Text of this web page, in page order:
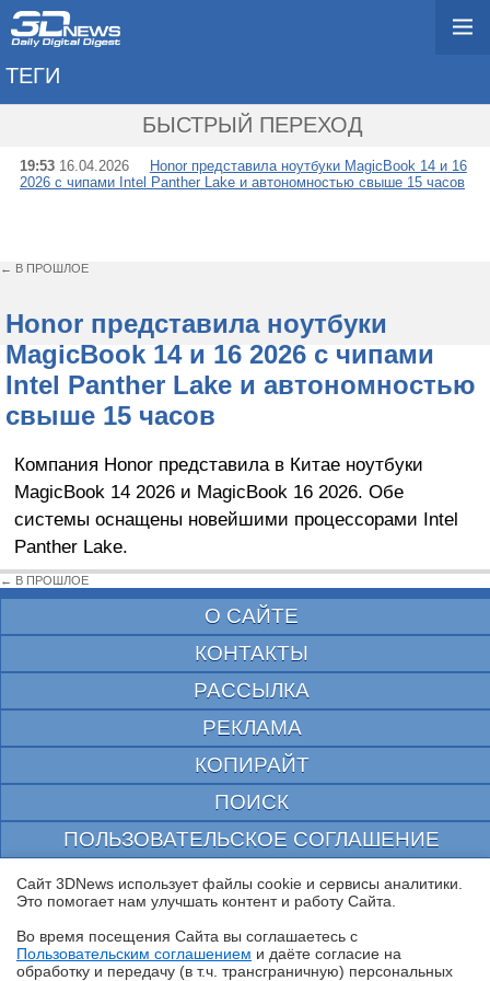
ТЕГИ
БЫСТРЫЙ ПЕРЕХОД
19:53 16.04.2026
Honor представила ноутбуки MagicBook 14 и 16
2026 с чипами Intel Panther Lake и автономностью свыше 15 часов
← В ПРОШЛОЕ
Honor представила ноутбуки
MagicBook 14 и 16 2026 с чипами
Intel Panther Lake и автономностью
свыше 15 часов
Компания Honor представила в Китае ноутбуки
MagicBook 14 2026 и MagicBook 16 2026. Обе
системы оснащены новейшими процессорами Intel
Panther Lake.
← В ПРОШЛОЕ
О САЙТЕ
КОНТАКТЫ
РАССЫЛКА
РЕКЛАМА
КОПИРАЙТ
ПОИСК
ПОЛЬЗОВАТЕЛЬСКОЕ СОГЛАШЕНИЕ
ЗАЩИЩЕНО CURATOR
© 1997—2026 Электронное периодическое издание "3ДНьюс" | Свидетельство о
выдано Федеральной Службой по надзору за соблюдением законодательства в сфере
массовых коммуникаций и охране культурного наследия
При цитировании документа ссылка на сайт с указанием автора обязательна. Полное
Сайт 3DNews использует файлы cookie и сервисы аналитики.
Это помогает нам улучшать контент и работу Cайта.
Во время посещения Cайта вы соглашаетесь с
Пользовательским соглашением и даёте согласие на
обработку и передачу (в т.ч. трансграничную) персональных